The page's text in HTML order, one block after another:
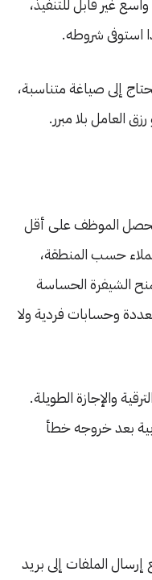
استوفى شروطه.
إلى صياغة متناسبة،
العامل بلا مبرر.
يحصل الموظف على أقل
حسب المنطقة،
الشيفرة الحساسة
وحسابات فردية ولا
والإجازة الطويلة.
بعد خروجه خطأ
الملفات إلى بريد